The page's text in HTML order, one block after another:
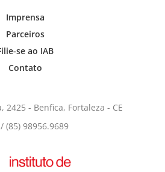
Imprensa
Parceiros
se ao IAB
Contato
2425 - Benfica, Fortaleza - CE
(85) 98956.9689